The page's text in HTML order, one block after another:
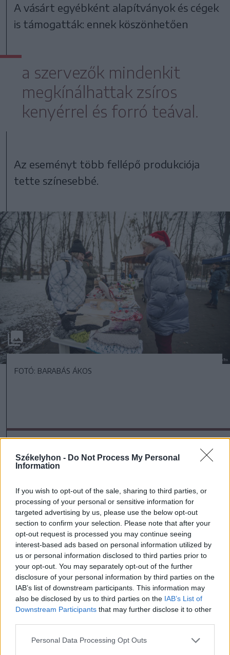
Székelyhon - Do Not Process My Personal
Information
If you wish to opt-out of the sale, sharing to third parties, or
processing of your personal or sensitive information for
targeted advertising by us, please use the below opt-out
section to confirm your selection. Please note that after your
opt-out request is processed you may continue seeing
interest-based ads based on personal information utilized by
us or personal information disclosed to third parties prior to
your opt-out. You may separately opt-out of the further
disclosure of your personal information by third parties on the
IAB’s list of downstream participants. This information may
also be disclosed by us to third parties on the IAB’s List of
Downstream Participants that may further disclose it to other
Personal Data Processing Opt Outs
A vásárt egyébként alapítványok és cégek
is támogatták: ennek köszönhetően
a szervezők mindenkit
megkínálhattak zsíros
kenyérrel és forró teával.
Az eseményt több fellépő produkciója
tette színesebbé.
FOTÓ: BARABÁS ÁKOS
szóljon hozzá!
Ezek is érdekelhetik
Székelyhon
kórházba, miután kiemelték a